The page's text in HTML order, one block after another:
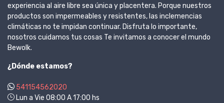
experiencia al aire libre sea única y placentera. Porque nuestros
productos son impermeables y resistentes, las inclemencias
climáticas no te impidan continuar. Disfruta lo importante,
nosotros cuidamos tus cosas Te invitamos a conocer el mundo
Bewolk.
¿Dónde estamos?
541154562020
Lun a Vie 08:00 A 17:00 hs